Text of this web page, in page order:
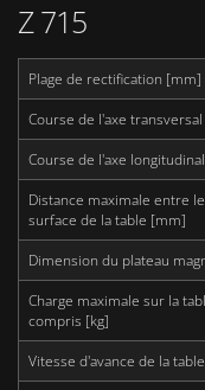
Z 715
Plage de rectification [mm]
Course de l'axe
Course de l'axe
Distance maximale entre
surface de la table [mm]
Dimension du plateau
Charge maximale sur la
compris [kg]
Vitesse d'avance de la